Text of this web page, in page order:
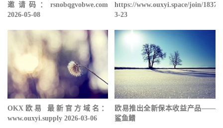
邀请码：rsnobqgvobwe.com
2026-05-08
https://www.ouxyi.space/join/
3-23
OKX欧易 最新官方域名：
www.ouxyi.supply 2026-03-06
欧易推出全新保本收益产品——
鲨鱼鳍